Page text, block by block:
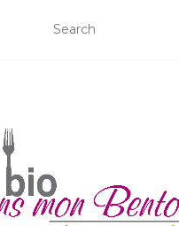
LA NAVIGATION